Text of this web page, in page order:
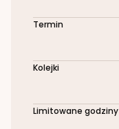
Termin
Kolejki
Limitowane godziny